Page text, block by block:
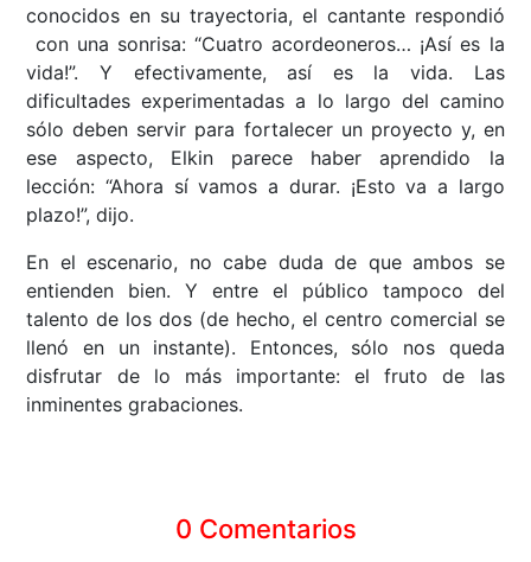
conocidos en su trayectoria, el cantante respondió
con una sonrisa: “Cuatro acordeoneros… ¡Así es la
vida!”. Y efectivamente, así es la vida. Las
dificultades experimentadas a lo largo del camino
sólo deben servir para fortalecer un proyecto y, en
ese aspecto, Elkin parece haber aprendido la
lección: “Ahora sí vamos a durar. ¡Esto va a largo
plazo!”, dijo.
En el escenario, no cabe duda de que ambos se
entienden bien. Y entre el público tampoco del
talento de los dos (de hecho, el centro comercial se
llenó en un instante). Entonces, sólo nos queda
disfrutar de lo más importante: el fruto de las
inminentes grabaciones.
0 Comentarios